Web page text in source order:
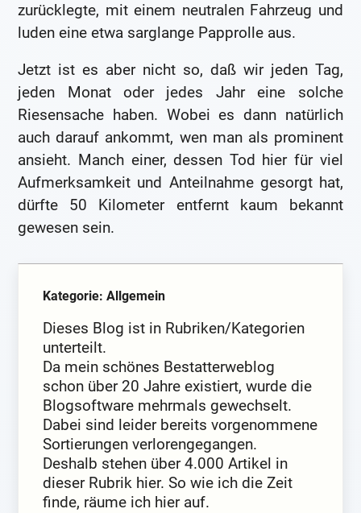
zurücklegte, mit einem neutralen Fahrzeug und
luden eine etwa sarglange Papprolle aus.
Jetzt ist es aber nicht so, daß wir jeden Tag,
jeden Monat oder jedes Jahr eine solche
Riesensache haben. Wobei es dann natürlich
auch darauf ankommt, wen man als prominent
ansieht. Manch einer, dessen Tod hier für viel
Aufmerksamkeit und Anteilnahme gesorgt hat,
dürfte 50 Kilometer entfernt kaum bekannt
gewesen sein.
Kategorie: Allgemein
Dieses Blog ist in Rubriken/Kategorien
unterteilt.
Da mein schönes Bestatterweblog
schon über 20 Jahre existiert, wurde die
Blogsoftware mehrmals gewechselt.
Dabei sind leider bereits vorgenommene
Sortierungen verlorengegangen.
Deshalb stehen über 4.000 Artikel in
dieser Rubrik hier. So wie ich die Zeit
finde, räume ich hier auf.